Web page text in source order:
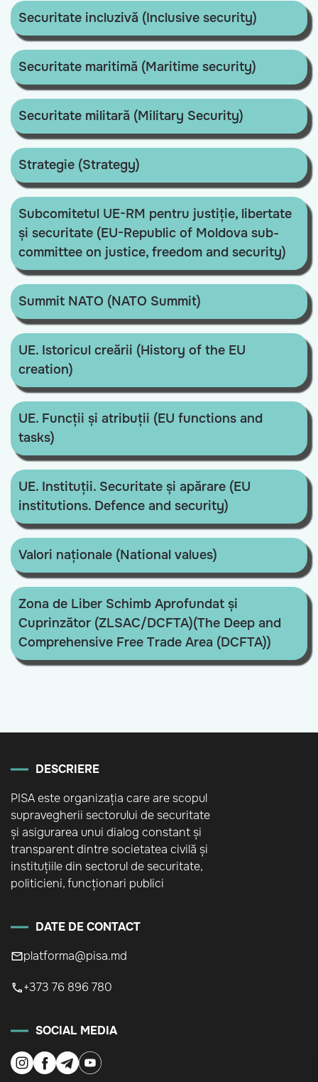
Securitate incluzivă (Inclusive security)
Securitate maritimă (Maritime security)
Securitate militară (Military Security)
Strategie (Strategy)
Subcomitetul UE-RM pentru justiție, libertate
și securitate (EU-Republic of Moldova sub-
committee on justice, freedom and security)
Summit NATO (NATO Summit)
UE. Istoricul creării (History of the EU
creation)
UE. Funcții și atribuții (EU functions and
tasks)
UE. Instituții. Securitate și apărare (EU
institutions. Defence and security)
Valori naționale (National values)
Zona de Liber Schimb Aprofundat și
Cuprinzător (ZLSAC/DCFTA)(The Deep and
Comprehensive Free Trade Area (DCFTA))
DESCRIERE
PISA este organizația care are scopul
supravegherii sectorului de securitate
și asigurarea unui dialog constant și
transparent dintre societatea civilă și
instituțiile din sectorul de securitate,
politicieni, funcționari publici
DATE DE CONTACT
platforma@pisa.md
+373 76 896 780
SOCIAL MEDIA